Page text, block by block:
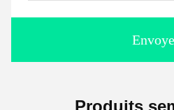
Produits